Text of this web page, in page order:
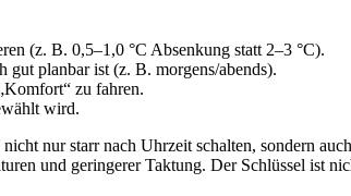
(z. B. 0,5–1,0 °C Absenkung statt 2–3 °C).
gut planbar ist (z. B. morgens/abends).
zu fahren.
wird.
nur starr nach Uhrzeit schalten, sondern
und geringerer Taktung. Der Schlüssel ist